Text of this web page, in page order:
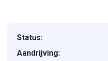
Status:
Aandrijving: